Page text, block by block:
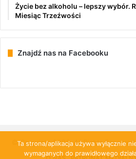
Życie bez alkoholu – lepszy wybór.
Miesiąc Trzeźwości
Znajdź nas na Facebooku
© Copyright 2026, All Rights
Ta strona/aplikacja używa wyłącznie
wymaganych do prawidłowego